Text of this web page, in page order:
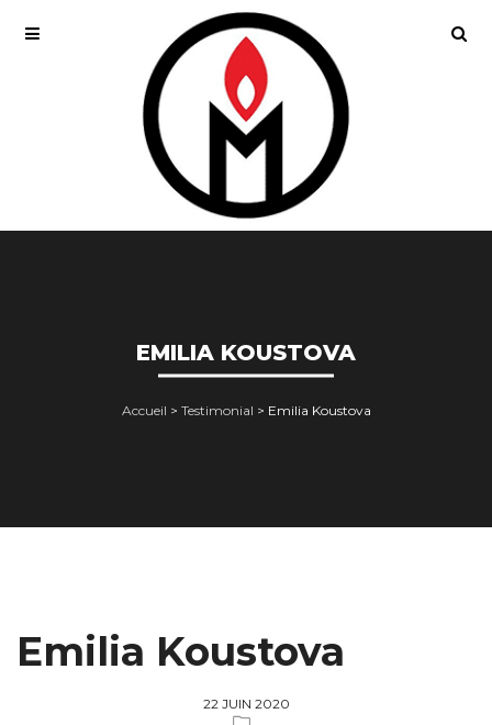
EMILIA KOUSTOVA
Accueil > Testimonial > Emilia Koustova
Emilia Koustova
22 JUIN 2020